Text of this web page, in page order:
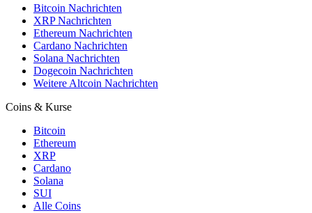
Bitcoin Nachrichten
XRP Nachrichten
Ethereum Nachrichten
Cardano Nachrichten
Solana Nachrichten
Dogecoin Nachrichten
Weitere Altcoin Nachrichten
Coins & Kurse
Bitcoin
Ethereum
XRP
Cardano
Solana
SUI
Alle Coins